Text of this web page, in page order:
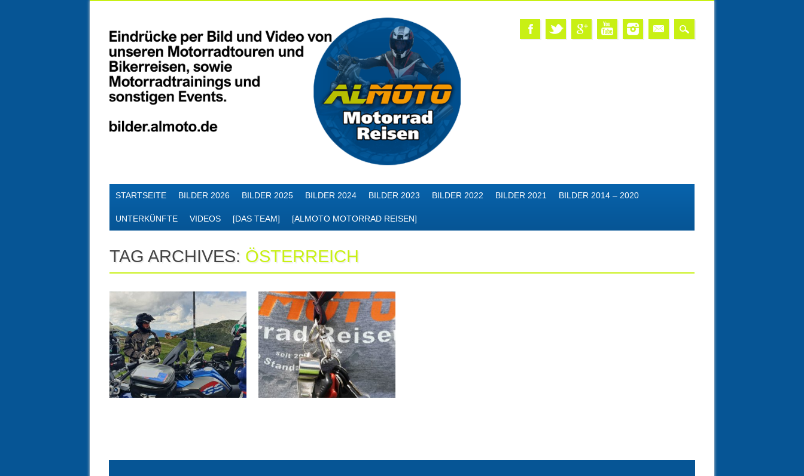
MAIN MENU
STARTSEITE BILDER 2026 BILDER 2025 BILDER 2024 BILDER 2023 BILDER 2022 BILDER 2021 BILDER 2014 – 2020
UNTERKÜNFTE VIDEOS [DAS TEAM] [ALMOTO MOTORRAD REISEN]
TAG ARCHIVES: ÖSTERREICH
12.07.20
7 TAGE TRAUMLAND
KÄRNTEN – UNSERE
ERSTE AUSLANDSTOUR
SEIT CORONA
15.12.19
7 TAGE TRAUMLAND
KÄRNTEN IM JULI 2019